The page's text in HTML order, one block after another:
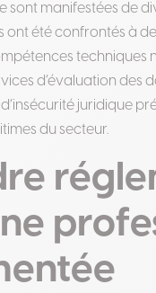
sont manifestées de
ont été confrontés à
techniques
d’évaluation des
juridique
du secteur.